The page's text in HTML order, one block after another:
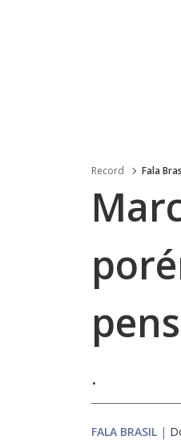
Record Fala
.
FALA BRASIL |